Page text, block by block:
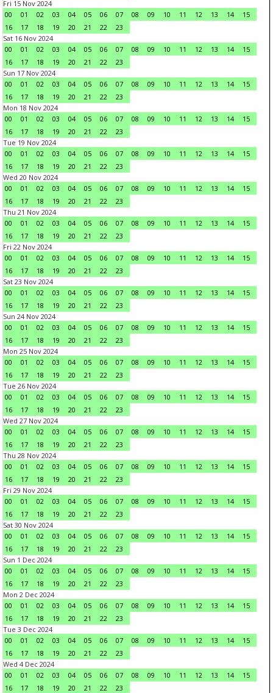
Fri 15 Nov 2024
00
01 02 03 04 05 06 07 08 09 10 11 12 13 14
15
16
17 18 19 20 21 22
23
Sat 16 Nov 2024
00
01 02 03 04 05 06 07 08 09 10 11 12 13 14
15
16
17 18 19 20 21 22
23
Sun 17 Nov 2024
00
01 02 03 04 05 06 07 08 09 10 11 12 13 14
15
16
17 18 19 20 21 22
23
Mon 18 Nov 2024
00
01 02 03 04 05 06 07 08 09 10 11 12 13 14
15
16
17 18 19 20 21 22
23
Tue 19 Nov 2024
00
01 02 03 04 05 06 07 08 09 10 11 12 13 14
15
16
17 18 19 20 21 22
23
Wed 20 Nov 2024
00
01 02 03 04 05 06 07 08 09 10 11 12 13 14
15
16
17 18 19 20 21 22
23
Thu 21 Nov 2024
00
01 02 03 04 05 06 07 08 09 10 11 12 13 14
15
16
17 18 19 20 21 22
23
Fri 22 Nov 2024
00
01 02 03 04 05 06 07 08 09 10 11 12 13 14
15
16
17 18 19 20 21 22
23
Sat 23 Nov 2024
00
01 02 03 04 05 06 07 08 09 10 11 12 13 14
15
16
17 18 19 20 21 22
23
Sun 24 Nov 2024
00
01 02 03 04 05 06 07 08 09 10 11 12 13 14
15
16
17 18 19 20 21 22
23
Mon 25 Nov 2024
00
01 02 03 04 05 06 07 08 09 10 11 12 13 14
15
16
17 18 19 20 21 22
23
Tue 26 Nov 2024
00
01 02 03 04 05 06 07 08 09 10 11 12 13 14
15
16
17 18 19 20 21 22
23
Wed 27 Nov 2024
00
01 02 03 04 05 06 07 08 09 10 11 12 13 14
15
16
17 18 19 20 21 22
23
Thu 28 Nov 2024
00
01 02 03 04 05 06 07 08 09 10 11 12 13 14
15
16
17 18 19 20 21 22
23
Fri 29 Nov 2024
00
01 02 03 04 05 06 07 08 09 10 11 12 13 14
15
16
17 18 19 20 21 22
23
Sat 30 Nov 2024
00
01 02 03 04 05 06 07 08 09 10 11 12 13 14
15
16
17 18 19 20 21 22
23
Sun 1 Dec 2024
00
01 02 03 04 05 06 07 08 09 10 11 12 13 14
15
16
17 18 19 20 21 22
23
Mon 2 Dec 2024
00
01 02 03 04 05 06 07 08 09 10 11 12 13 14
15
16
17 18 19 20 21 22
23
Tue 3 Dec 2024
00
01 02 03 04 05 06 07 08 09 10 11 12 13 14
15
16
17 18 19 20 21 22
23
Wed 4 Dec 2024
00
01 02 03 04 05 06 07 08 09 10 11 12 13 14
15
16
17 18 19 20 21 22
23